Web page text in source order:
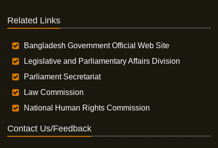
Related Links
Bangladesh Government Official Web Site
Legislative and Parliamentary Affairs Division
Parliament Secretariat
Law Commission
National Human Rights Commission
Contact Us/Feedback